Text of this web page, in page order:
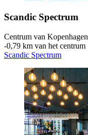
Scandic Spectrum
Centrum van Kopenhagen
‐0,79 km van het centrum
Scandic Spectrum